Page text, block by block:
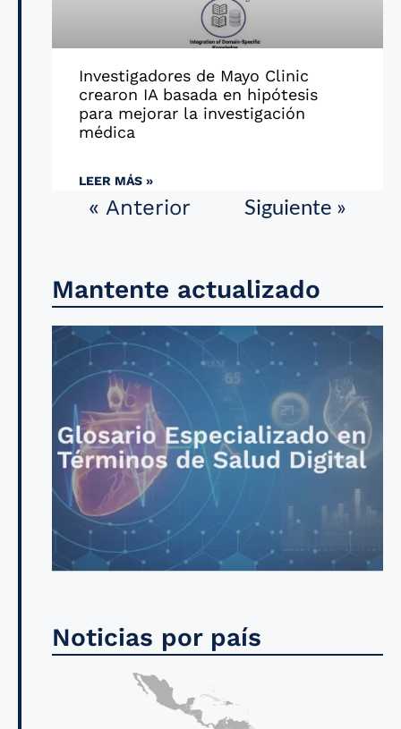
Investigadores de Mayo Clinic
crearon IA basada en hipótesis
para mejorar la investigación
médica
LEER MÁS »
« Anterior Siguiente »
Mantente actualizado
Noticias por país